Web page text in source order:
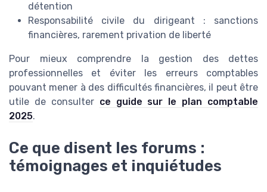
détention
Responsabilité civile du dirigeant : sanctions
financières, rarement privation de liberté
Pour mieux comprendre la gestion des dettes
professionnelles et éviter les erreurs comptables
pouvant mener à des difficultés financières, il peut être
utile de consulter ce guide sur le plan comptable
2025.
Ce que disent les forums :
témoignages et inquiétudes